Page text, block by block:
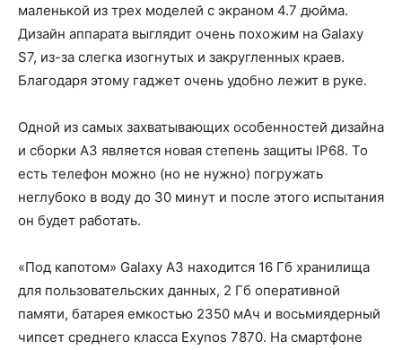
маленькой из трех моделей с экраном 4.7 дюйма.
Дизайн аппарата выглядит очень похожим на Galaxy
S7, из-за слегка изогнутых и закругленных краев.
Благодаря этому гаджет очень удобно лежит в руке.
Одной из самых захватывающих особенностей дизайна
и сборки A3 является новая степень защиты IP68. То
есть телефон можно (но не нужно) погружать
неглубоко в воду до 30 минут и после этого испытания
он будет работать.
«Под капотом» Galaxy A3 находится 16 Гб хранилища
для пользовательских данных, 2 Гб оперативной
памяти, батарея емкостью 2350 мАч и восьмиядерный
чипсет среднего класса Exynos 7870. На смартфоне